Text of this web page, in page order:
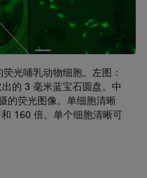
光哺乳动物细胞。左图：
的 3 毫米蓝宝石圆盘。中
的荧光图像。单细胞清晰
160 倍。单个细胞清晰可